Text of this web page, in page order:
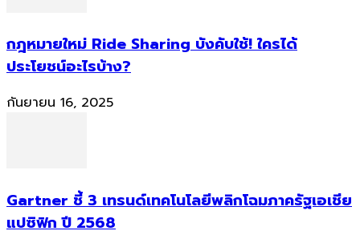
กฎหมายใหม่ Ride Sharing บังคับใช้! ใครได้
ประโยชน์อะไรบ้าง?
กันยายน 16, 2025
Gartner ชี้ 3 เทรนด์เทคโนโลยีพลิกโฉมภาครัฐเอเชีย
แปซิฟิก ปี 2568